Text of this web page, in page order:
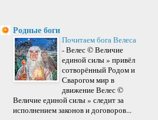
Родные боги
Почитаем бога Велеса
-Велес © Величие
единой силы » привёл
сотворённый Родом и
Сварогом мир в
движение Велес ©
Величие единой силы » следит за
исполнением законов и договоров...